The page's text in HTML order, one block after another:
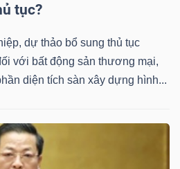
tục?
dự thảo bổ sung thủ tục
với bất động sản thương mại,
diện tích sàn xây dựng hình...